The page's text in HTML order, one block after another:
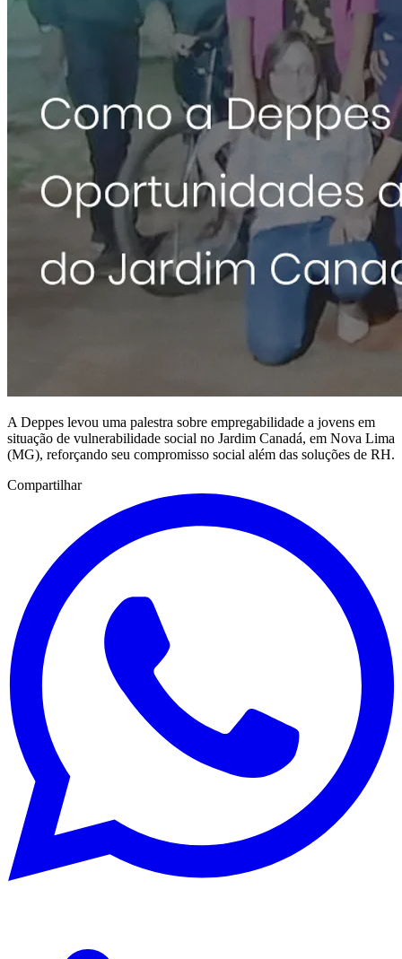
A Deppes levou uma palestra sobre empregabilidade a jovens em
situação de vulnerabilidade social no Jardim Canadá, em Nova Lima
(MG), reforçando seu compromisso social além das soluções de RH.
Compartilhar